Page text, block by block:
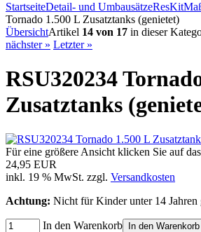
StartseiteDetail- und UmbausätzeResKit
Tornado 1.500 L Zusatztanks (genietet)
ÜbersichtArtikel 14 von 17 in dieser
nächster » Letzter »
RSU320234
Zusatztanks
Für eine größere Ansicht klicken Sie auf
24,95 EUR
inkl. 19 % MwSt. zzgl. Versandkosten
Achtung: Nicht für Kinder unter 14 Jahren
In den Warenkorb In den Warenkorb